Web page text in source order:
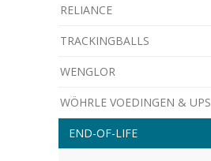
RELIANCE
TRACKINGBALLS
WENGLOR
WÖHRLE VOEDINGEN & UPS
­END-OF-LIFE